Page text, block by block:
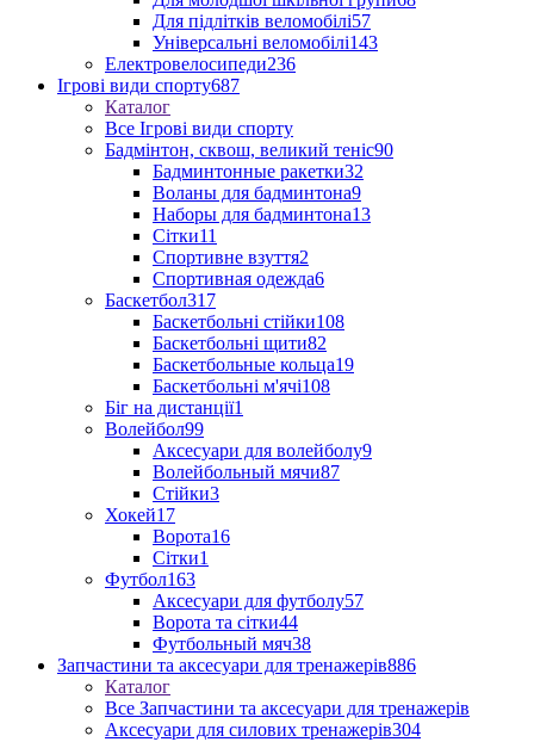
Для підлітків веломобілі57
Універсальні веломобілі143
Електровелосипеди236
Ігрові види спорту687
Каталог
Все Ігрові види спорту
Бадмінтон, сквош, великий теніс90
Бадминтонные ракетки32
Воланы для бадминтона9
Наборы для бадминтона13
Сітки11
Спортивне взуття2
Спортивная одежда6
Баскетбол317
Баскетбольні стійки108
Баскетбольні щити82
Баскетбольные кольца19
Баскетбольні м'ячі108
Біг на дистанції1
Волейбол99
Аксесуари для волейболу9
Волейбольный мячи87
Стійки3
Хокей17
Ворота16
Сітки1
Футбол163
Аксесуари для футболу57
Ворота та сітки44
Футбольный мяч38
Запчастини та аксесуари для тренажерів886
Каталог
Все Запчастини та аксесуари для тренажерів
Аксесуари для силових тренажерів304